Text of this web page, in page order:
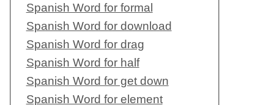
Spanish Word for formal
Spanish Word for download
Spanish Word for drag
Spanish Word for half
Spanish Word for get down
Spanish Word for element